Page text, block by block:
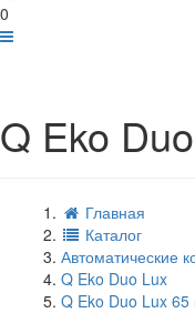
0
Q Eko
Главная
Каталог
Автоматические
Q Eko Duo Lux
Q Eko Duo Lux 65